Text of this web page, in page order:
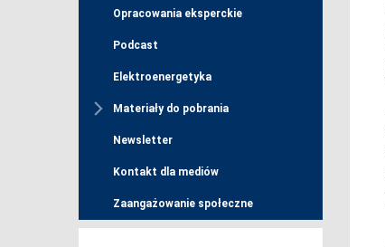
Opracowania eksperckie
Podcast
Elektroenergetyka
Materiały do pobrania
Newsletter
Kontakt dla mediów
Zaangażowanie społeczne